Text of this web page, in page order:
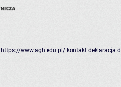
https://www.agh.edu.pl/ kontakt deklaracja